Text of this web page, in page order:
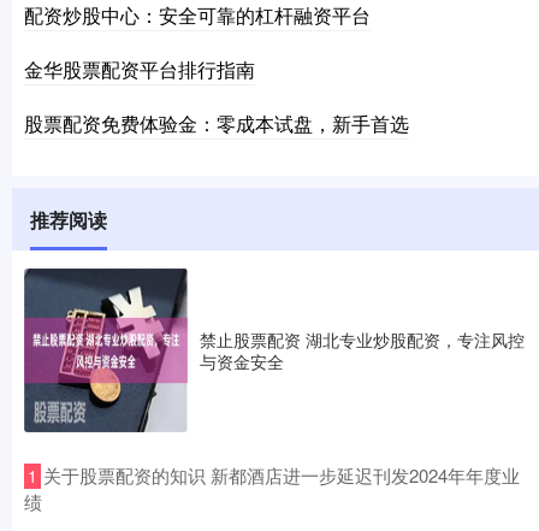
配资炒股中心：安全可靠的杠杆融资平台
金华股票配资平台排行指南
股票配资免费体验金：零成本试盘，新手首选
推荐阅读
禁止股票配资 湖北专业炒股配资，专注风控
与资金安全
1 ​关于股票配资的知识 新都酒店进一步延迟刊发2024年年度业
绩